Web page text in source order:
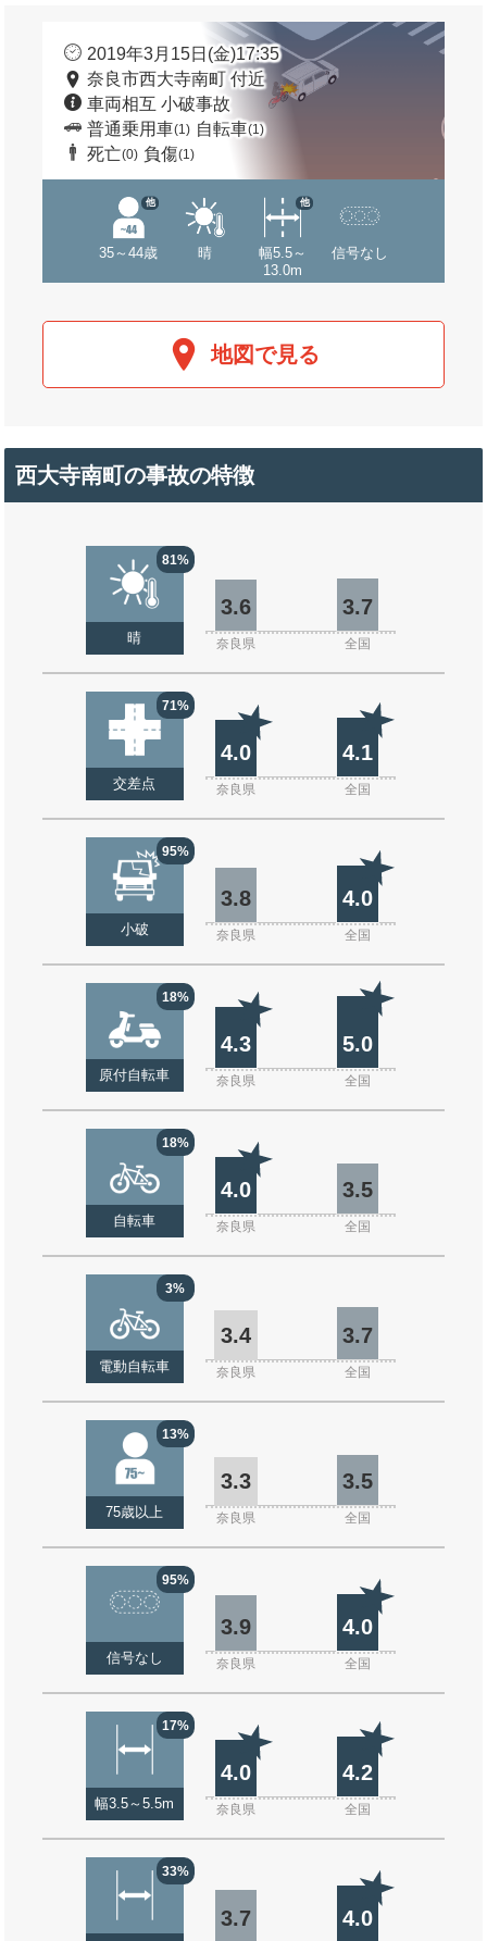
2019年3月15日(金)17:35
奈良市西大寺南町 付近
車両相互 小破事故
普通乗用車(1) 自転車(1)
死亡(0) 負傷(1)
35～44歳
他
晴
幅5.5～
13.0m
他
信号なし
地図で見る
西大寺南町の事故の特徴
81%
晴
3.6 3.7
奈良県 全国
71%
交差点
4.0 4.1
奈良県 全国
95%
小破
3.8 4.0
奈良県 全国
18%
原付自転車
4.3 5.0
奈良県 全国
18%
自転車
4.0 3.5
奈良県 全国
3%
電動自転車
3.4 3.7
奈良県 全国
13%
75歳以上
3.3 3.5
奈良県 全国
95%
信号なし
3.9 4.0
奈良県 全国
17%
幅3.5～5.5m
4.0 4.2
奈良県 全国
33%
3.7 4.0